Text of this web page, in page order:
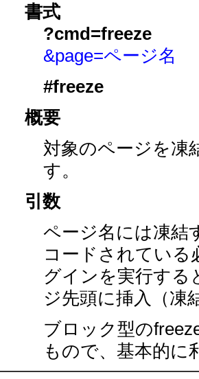
書式
?cmd=freeze
&page=ページ名
#freeze
概要
対象のページを凍
す。
引数
ページ名には凍結
コードされている
グインを実行する
ジ先頭に挿入（凍
ブロック型の
もので、基本的に